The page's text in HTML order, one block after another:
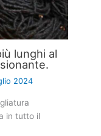
lunghi al
2024
in tutto il